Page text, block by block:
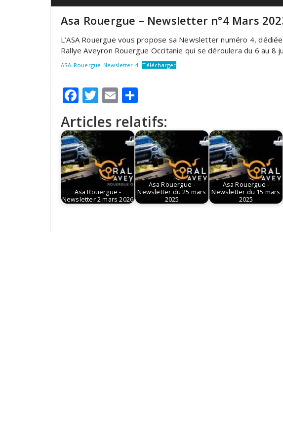
Asa Rouergue – Newsletter n°4 Mars
L’ASA Rouergue vous propose sa Newsletter numéro 4,
Rallye Aveyron Rouergue Occitanie qui se déroulera du 6 au 8
ASA-Rouergue-Newsletter-4 Télécharger
Facebook
Twitter
Email
Articles relatifs:
Asa Rouergue -
Newsletter 2 mars 2026
Asa Rouergue -
Newsletter du 25 mars
2025
Asa Rouergue -
Newsletter du 15 mars
2025